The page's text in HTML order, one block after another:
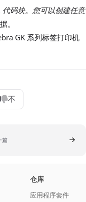
代码块。您可以创建任意
。
GK 系列标签打印机
不
篇
仓库
应用程序套件